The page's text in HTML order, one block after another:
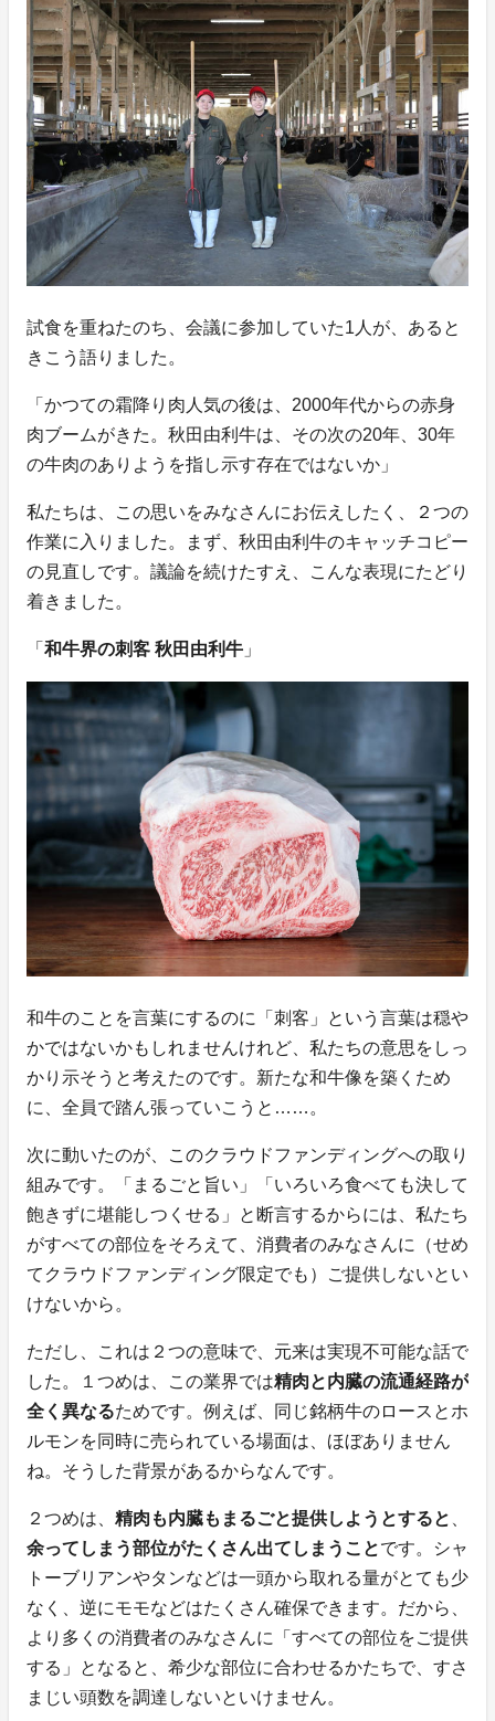
試食を重ねたのち、会議に参加していた1人が、あると
きこう語りました。
「かつての霜降り肉人気の後は、2000年代からの赤身
肉ブームがきた。秋田由利牛は、その次の20年、30年
の牛肉のありようを指し示す存在ではないか」
私たちは、この思いをみなさんにお伝えしたく、２つの
作業に入りました。まず、秋田由利牛のキャッチコピー
の見直しです。議論を続けたすえ、こんな表現にたどり
着きました。
「 和牛界の刺客 秋田由利牛 」
和牛のことを言葉にするのに「刺客」という言葉は穏や
かではないかもしれませんけれど、私たちの意思をしっ
かり示そうと考えたのです。新たな和牛像を築くため
に、全員で踏ん張っていこうと……。
次に動いたのが、このクラウドファンディングへの取り
組みです。「まるごと旨い」「いろいろ食べても決して
飽きずに堪能しつくせる」と断言するからには、私たち
がすべての部位をそろえて、消費者のみなさんに（せめ
てクラウドファンディング限定でも）ご提供しないとい
けないから。
ただし、これは２つの意味で、元来は実現不可能な話で
した。１つめは、この業界では精肉と内臓の流通経路が
全く異なるためです。例えば、同じ銘柄牛のロースとホ
ルモンを同時に売られている場面は、ほぼありません
ね。そうした背景があるからなんです。
２つめは、 精肉も内臓もまるごと提供しようとすると
余ってしまう部位がたくさん出てしまうことです。シャ
トーブリアンやタンなどは一頭から取れる量がとても少
なく、逆にモモなどはたくさん確保できます。だから、
より多くの消費者のみなさんに「すべての部位をご提供
する」となると、希少な部位に合わせるかたちで、すさ
まじい頭数を調達しないといけません。